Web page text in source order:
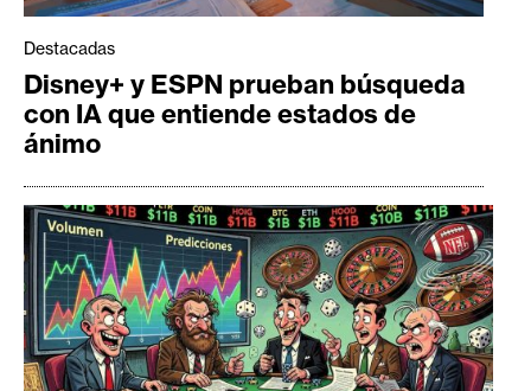
Destacadas
Disney+ y ESPN prueban búsqueda
con IA que entiende estados de
ánimo